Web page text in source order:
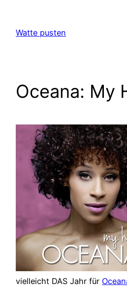
springen
Watte pusten
Oceana: My
vielleicht DAS Jahr für